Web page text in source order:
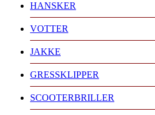
HANSKER
VOTTER
JAKKE
GRESSKLIPPER
SCOOTERBRILLER